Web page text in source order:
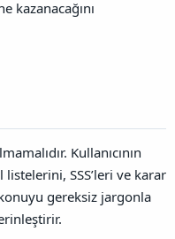
kazanacağını
Kullanıcının
SSS’leri ve karar
gereksiz jargonla